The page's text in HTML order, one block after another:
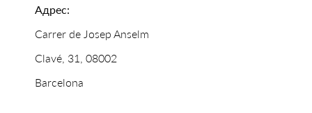
Адрес:
Carrer de Josep Anselm
Clavé, 31, 08002
Barcelona